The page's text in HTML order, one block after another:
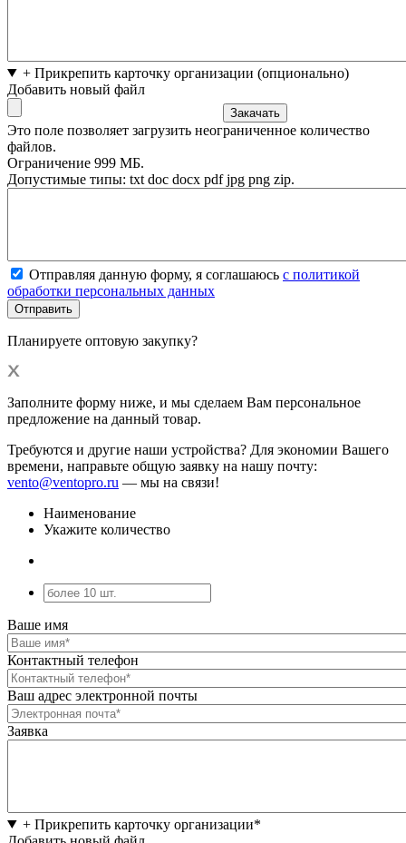
+ Прикрепить карточку организации (опционально)
Добавить новый файл
Это поле позволяет загрузить неограниченное количество
файлов.
Ограничение 999 МБ.
Допустимые типы: txt doc docx pdf jpg png zip.
Отправляя данную форму, я соглашаюсь с политикой
обработки персональных данных
Планируете оптовую закупку?
Заполните форму ниже, и мы сделаем Вам персональное
предложение на данный товар.
Требуются и другие наши устройства? Для экономии Вашего
времени, направьте общую заявку на нашу почту:
vento@ventopro.ru — мы на связи!
Наименование
Укажите количество
Ваше имя
Контактный телефон
Ваш адрес электронной почты
Заявка
+ Прикрепить карточку организации*